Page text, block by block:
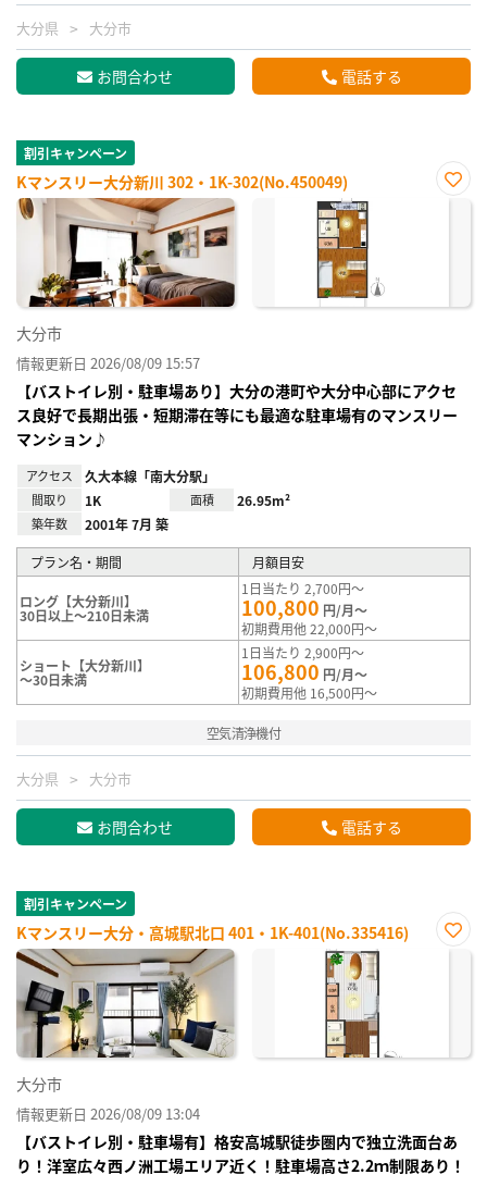
大分県 大分市
お問合わせ 電話する
割引キャンペーン
Kマンスリー大分新川 302・1K-302(No.450049)
お気
大分市
情報更新日 2026/08/09 15:57
【バストイレ別・駐車場あり】大分の港町や大分中心部にアクセ
ス良好で長期出張・短期滞在等にも最適な駐車場有のマンスリー
マンション♪
アクセス 久大本線「南大分駅」
間取り 1K 面積 26.95m²
築年数 2001年 7月 築
プラン名・期間 月額目安
ロング【大分新川】
30日以上～210日未満
1日当たり 2,700円～
100,800 円/月～
初期費用他 22,000円～
ショート【大分新川】
～30日未満
1日当たり 2,900円～
106,800 円/月～
初期費用他 16,500円～
空気清浄機付
大分県 大分市
お問合わせ 電話する
割引キャンペーン
Kマンスリー大分・高城駅北口 401・1K-401(No.335416)
お気
大分市
情報更新日 2026/08/09 13:04
【バストイレ別・駐車場有】格安高城駅徒歩圏内で独立洗面台あ
り！洋室広々西ノ洲工場エリア近く！駐車場高さ2.2ｍ制限あり！